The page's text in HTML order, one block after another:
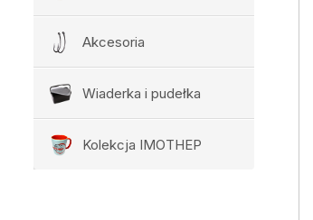
Akcesoria
Wiaderka i pudełka
Kolekcja IMOTHEP